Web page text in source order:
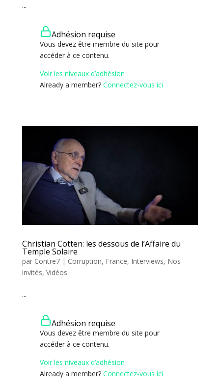
...
Adhésion requise
Vous devez être membre du site pour
accéder à ce contenu.
Voir les niveaux d’adhésion
Already a member? Connectez-vous ici
Christian Cotten: les dessous de l’Affaire du
Temple Solaire
par Contre7| Corruption, France, Interviews, Nos
invités, Vidéos
...
Adhésion requise
Vous devez être membre du site pour
accéder à ce contenu.
Voir les niveaux d’adhésion
Already a member? Connectez-vous ici